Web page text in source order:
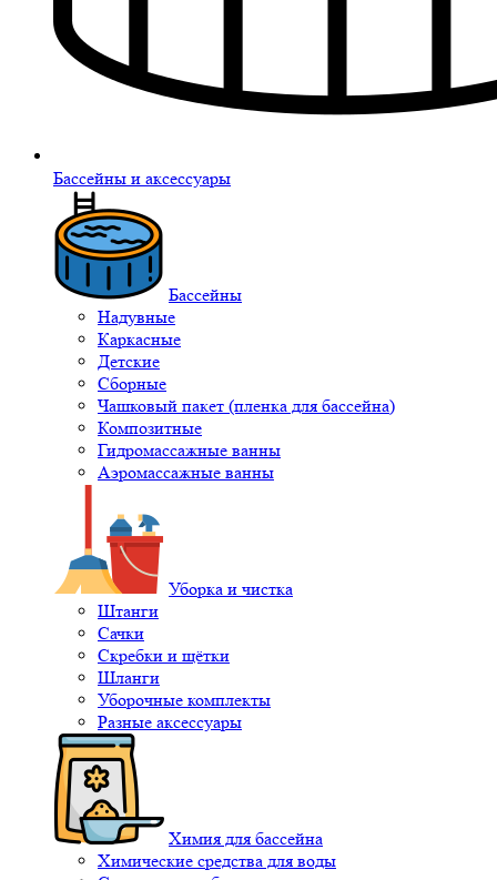
Бассейны и аксессуары
Бассейны
Надувные
Каркасные
Детские
Сборные
Чашковый пакет (пленка для бассейна)
Композитные
Гидромассажные ванны
Аэромассажные ванны
Уборка и чистка
Штанги
Сачки
Скребки и щётки
Шланги
Уборочные комплекты
Разные аксессуары
Химия для бассейна
Химические средства для воды